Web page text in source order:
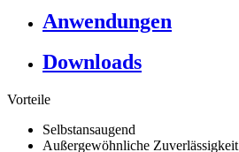
Anwendungen
Downloads
Vorteile
Selbstansaugend
Außergewöhnliche Zuverlässigkeit